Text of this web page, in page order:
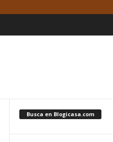
Busca en Blogicasa.com